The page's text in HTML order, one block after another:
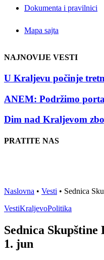
Dokumenta i pravilnici
Mapa sajta
NAJNOVIJE VESTI
U Kraljevu počinje
ANEM: Podržimo
Dim nad Kraljevom
PRATITE NAS
Naslovna • Vesti • Sednica
VestiKraljevoPolitika
Sednica
1. jun